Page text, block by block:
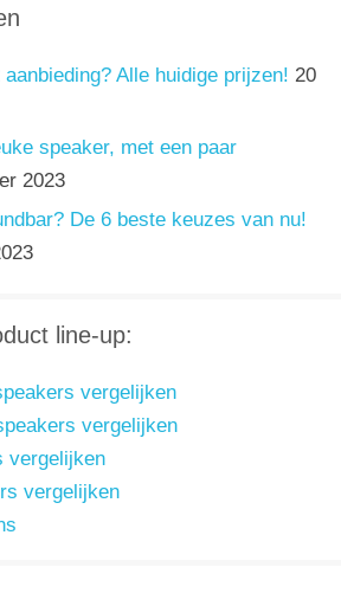
Alle huidige prijzen! 20
speaker, met een paar
2023
De 6 beste keuzes van nu!
line-up:
vergelijken
vergelijken
vergelijken
vergelijken